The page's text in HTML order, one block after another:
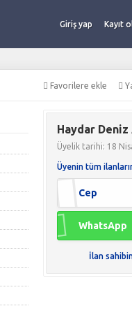
Giriş yap Kayıt
Favorilere ekle
Haydar Deniz
Üyelik tarihi: 18
Üyenin tüm
Cep
WhatsApp
İlan